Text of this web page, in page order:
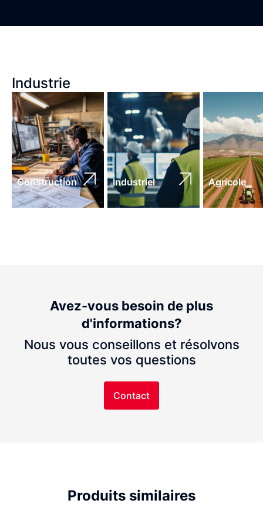
Industrie
Construction Industriel Agricole
Avez-vous besoin de plus
d'informations?
Nous vous conseillons et résolvons
toutes vos questions
Contact
Produits similaires